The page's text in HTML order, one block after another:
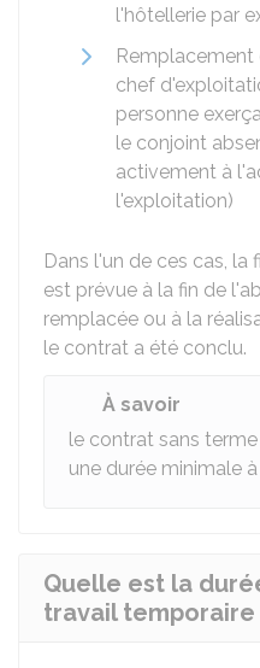
l'hôtellerie par
Remplacement
chef
personne
le conjoint
activement à
l'exploitation)
Dans l'un de ces cas,
est prévue à la fin de
remplacée ou à la
le contrat a été conclu.
À savoir
le contrat sans
une durée minimale
Quelle est la
travail temporaire